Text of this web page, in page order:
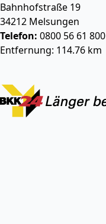
Bahnhofstraße 19
34212 Melsungen
Telefon: 0800 56 61 800
Entfernung: 114.76 km